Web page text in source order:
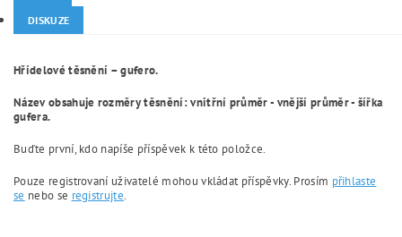
DISKUZE
Hřídelové těsnění – gufero.
Název obsahuje rozměry těsnění: vnitřní průměr - vnější průměr - šířka
gufera.
Buďte první, kdo napíše příspěvek k této položce.
Pouze registrovaní uživatelé mohou vkládat příspěvky. Prosím přihlaste
se nebo se registrujte.